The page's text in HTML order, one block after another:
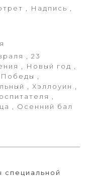
, Надпись ,
, 23
, Новый год ,
,
, Хэллоуин ,
,
, Осенний бал